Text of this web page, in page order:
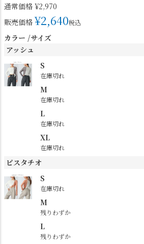
通常価格 ¥2,970
販売価格 ¥2,640税込
カラー サイズ
アッシュ
S
在庫切れ
M
在庫切れ
L
在庫切れ
XL
在庫切れ
ピスタチオ
S
在庫切れ
M
残りわずか
L
残りわずか